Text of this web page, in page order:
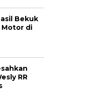
Bekuk
Motor di
RR